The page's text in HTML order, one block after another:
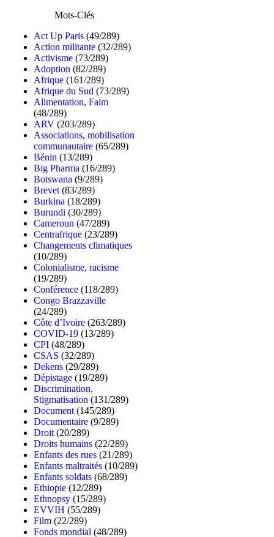
Mots-Clés
Act Up Paris (49/289)
Action militante (32/289)
Activisme (73/289)
Adoption (82/289)
Afrique (161/289)
Afrique du Sud (73/289)
Alimentation, Faim
(48/289)
ARV (203/289)
Associations, mobilisation
communautaire (65/289)
Bénin (13/289)
Big Pharma (16/289)
Botswana (9/289)
Brevet (83/289)
Burkina (18/289)
Burundi (30/289)
Cameroun (47/289)
Centrafrique (23/289)
Changements climatiques
(10/289)
Colonialisme, racisme
(19/289)
Conférence (118/289)
Congo Brazzaville
(24/289)
Côte d’Ivoire (263/289)
COVID-19 (13/289)
CPI (48/289)
CSAS (32/289)
Dekens (29/289)
Dépistage (19/289)
Discrimination,
Stigmatisation (131/289)
Document (145/289)
Documentaire (9/289)
Droit (20/289)
Droits humains (22/289)
Enfants des rues (21/289)
Enfants maltraités (10/289)
Enfants soldats (68/289)
Ethiopie (12/289)
Ethnopsy (15/289)
EVVIH (55/289)
Film (22/289)
Fonds mondial (48/289)